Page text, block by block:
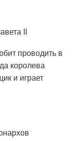
ІІ
проводить в
королева
и играет